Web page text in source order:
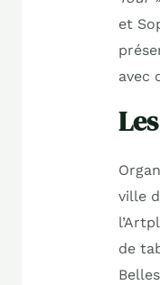
et
avec
ville
de